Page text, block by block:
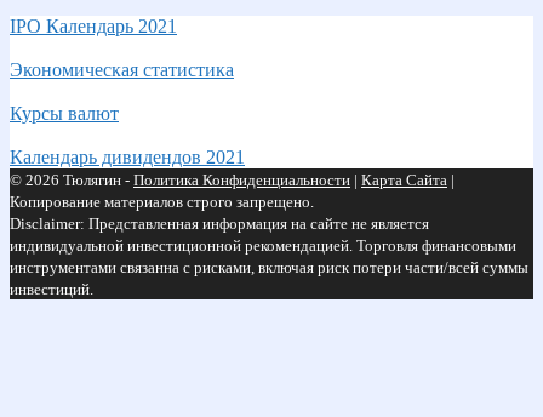
IPO Календарь 2021
Экономическая статистика
Курсы валют
Календарь дивидендов 2021
© 2026 Тюлягин - Политика Конфиденциальности | Карта Сайта |
Копирование материалов строго запрещено.
Disclaimer: Представленная информация на сайте не является
индивидуальной инвестиционной рекомендацией. Торговля финансовыми
инструментами связанна с рисками, включая риск потери части/всей суммы
инвестиций.